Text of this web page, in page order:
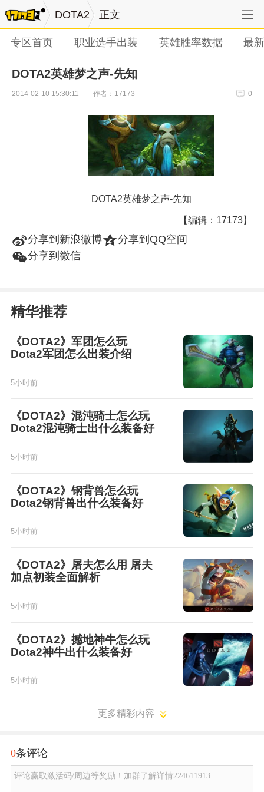
DOTA2 正文
专区首页 职业选手出装 英雄胜率数据 最
DOTA2英雄梦之声-先知
2014-02-10 15:30:11 作者：17173 0
DOTA2英雄梦之声-先知
【编辑：17173】
t分享到新浪微博z分享到QQ空间
w分享到微信
精华推荐
《DOTA2》军团怎么玩
Dota2军团怎么出装介绍
5小时前
《DOTA2》混沌骑士怎么玩
Dota2混沌骑士出什么装备好
5小时前
《DOTA2》钢背兽怎么玩
Dota2钢背兽出什么装备好
5小时前
《DOTA2》屠夫怎么用 屠夫
加点初装全面解析
5小时前
《DOTA2》撼地神牛怎么玩
Dota2神牛出什么装备好
5小时前
更多精彩内容
0条评论
评论赢取激活码/周边等奖励！加群了解详情224611913